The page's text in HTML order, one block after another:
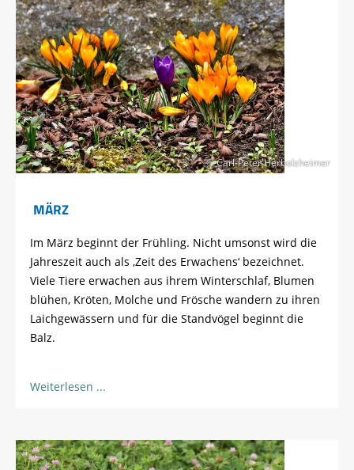
© Carl-Peter Herbolzheimer
MÄRZ
Im März beginnt der Frühling. Nicht umsonst wird die
Jahreszeit auch als ‚Zeit des Erwachens‘ bezeichnet.
Viele Tiere erwachen aus ihrem Winterschlaf, Blumen
blühen, Kröten, Molche und Frösche wandern zu ihren
Laichgewässern und für die Standvögel beginnt die
Balz.
Weiterlesen